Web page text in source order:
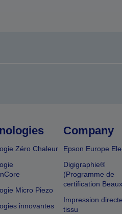
Zéro Chaleur
Micro Piezo
innovantes
Company
Epson Europe
Digigraphie®
(Programme de
certification
Impression
tissu